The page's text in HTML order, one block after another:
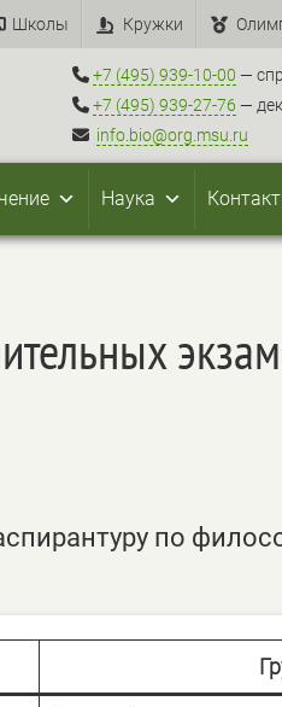
Школы Кружки
+7 (495) 939-10-00 —
+7 (495) 939-27-76 —
info.bio@org.msu.ru
Наука
по